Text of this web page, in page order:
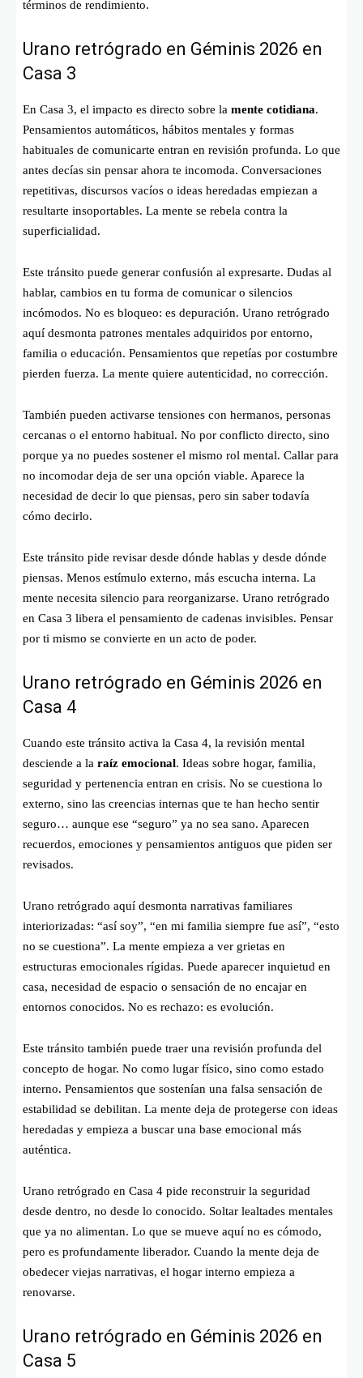
términos de rendimiento.
Urano retrógrado en Géminis 2026 en
Casa 3
En Casa 3, el impacto es directo sobre la mente cotidiana.
Pensamientos automáticos, hábitos mentales y formas
habituales de comunicarte entran en revisión profunda. Lo que
antes decías sin pensar ahora te incomoda. Conversaciones
repetitivas, discursos vacíos o ideas heredadas empiezan a
resultarte insoportables. La mente se rebela contra la
superficialidad.
Este tránsito puede generar confusión al expresarte. Dudas al
hablar, cambios en tu forma de comunicar o silencios
incómodos. No es bloqueo: es depuración. Urano retrógrado
aquí desmonta patrones mentales adquiridos por entorno,
familia o educación. Pensamientos que repetías por costumbre
pierden fuerza. La mente quiere autenticidad, no corrección.
También pueden activarse tensiones con hermanos, personas
cercanas o el entorno habitual. No por conflicto directo, sino
porque ya no puedes sostener el mismo rol mental. Callar para
no incomodar deja de ser una opción viable. Aparece la
necesidad de decir lo que piensas, pero sin saber todavía
cómo decirlo.
Este tránsito pide revisar desde dónde hablas y desde dónde
piensas. Menos estímulo externo, más escucha interna. La
mente necesita silencio para reorganizarse. Urano retrógrado
en Casa 3 libera el pensamiento de cadenas invisibles. Pensar
por ti mismo se convierte en un acto de poder.
Urano retrógrado en Géminis 2026 en
Casa 4
Cuando este tránsito activa la Casa 4, la revisión mental
desciende a la raíz emocional. Ideas sobre hogar, familia,
seguridad y pertenencia entran en crisis. No se cuestiona lo
externo, sino las creencias internas que te han hecho sentir
seguro… aunque ese “seguro” ya no sea sano. Aparecen
recuerdos, emociones y pensamientos antiguos que piden ser
revisados.
Urano retrógrado aquí desmonta narrativas familiares
interiorizadas: “así soy”, “en mi familia siempre fue así”, “esto
no se cuestiona”. La mente empieza a ver grietas en
estructuras emocionales rígidas. Puede aparecer inquietud en
casa, necesidad de espacio o sensación de no encajar en
entornos conocidos. No es rechazo: es evolución.
Este tránsito también puede traer una revisión profunda del
concepto de hogar. No como lugar físico, sino como estado
interno. Pensamientos que sostenían una falsa sensación de
estabilidad se debilitan. La mente deja de protegerse con ideas
heredadas y empieza a buscar una base emocional más
auténtica.
Urano retrógrado en Casa 4 pide reconstruir la seguridad
desde dentro, no desde lo conocido. Soltar lealtades mentales
que ya no alimentan. Lo que se mueve aquí no es cómodo,
pero es profundamente liberador. Cuando la mente deja de
obedecer viejas narrativas, el hogar interno empieza a
renovarse.
Urano retrógrado en Géminis 2026 en
Casa 5